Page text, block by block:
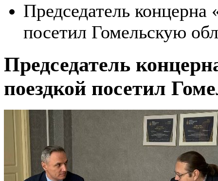
Председатель концерна
посетил Гомельскую
Председатель
поездкой посетил